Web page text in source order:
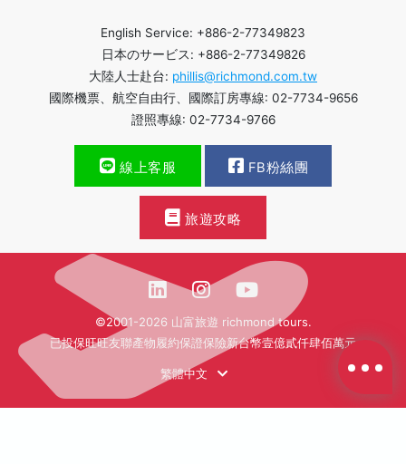
English Service: +886-2-77349823
日本のサービス: +886-2-77349826
大陸人士赴台: phillis@richmond.com.tw
國際機票、航空自由行、國際訂房專線: 02-7734-9656
證照專線: 02-7734-9766
線上客服 FB粉絲團
旅遊攻略
©2001-2026 山富旅遊 richmond tours.
已投保旺旺友聯產物履約保證保險新台幣壹億貳仟肆佰萬元
繁體中文